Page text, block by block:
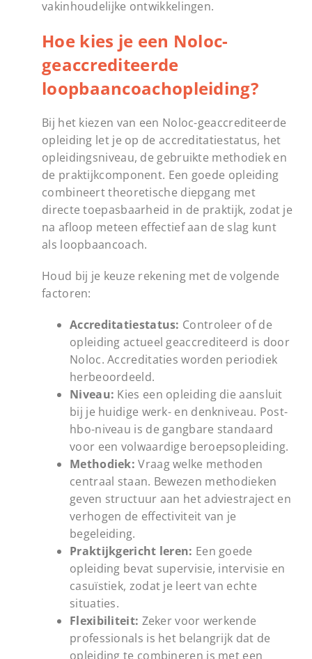
vakinhoudelijke ontwikkelingen.
Hoe kies je een Noloc-
geaccrediteerde
loopbaancoachopleiding?
Bij het kiezen van een Noloc-geaccrediteerde
opleiding let je op de accreditatiestatus, het
opleidingsniveau, de gebruikte methodiek en
de praktijkcomponent. Een goede opleiding
combineert theoretische diepgang met
directe toepasbaarheid in de praktijk, zodat je
na afloop meteen effectief aan de slag kunt
als loopbaancoach.
Houd bij je keuze rekening met de volgende
factoren:
Accreditatiestatus: Controleer of de
opleiding actueel geaccrediteerd is door
Noloc. Accreditaties worden periodiek
herbeoordeeld.
Niveau: Kies een opleiding die aansluit
bij je huidige werk- en denkniveau. Post-
hbo-niveau is de gangbare standaard
voor een volwaardige beroepsopleiding.
Methodiek: Vraag welke methoden
centraal staan. Bewezen methodieken
geven structuur aan het adviestraject en
verhogen de effectiviteit van je
begeleiding.
Praktijkgericht leren: Een goede
opleiding bevat supervisie, intervisie en
casuïstiek, zodat je leert van echte
situaties.
Flexibiliteit: Zeker voor werkende
professionals is het belangrijk dat de
opleiding te combineren is met een